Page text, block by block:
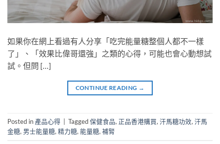
如果你在網上看過有人分享「吃完能量糖整個人都不一樣
了」、「效果比偉哥還強」之類的心得，可能也會心動想試
試。但問 […]
CONTINUE READING →
Posted in 產品心得 Tagged保健食品, 正品香港購買, 汗馬糖功效, 汗馬
金糖, 男士能量糖, 精力糖, 能量糖, 補腎